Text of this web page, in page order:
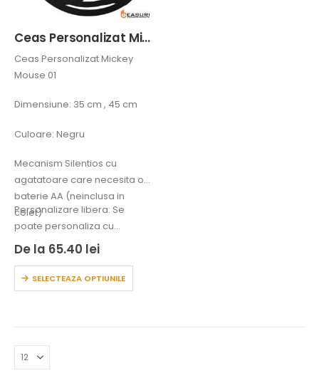
Ceas Personalizat Mickey Mouse 01
Ceas Personalizat Mickey
Mouse 01
Dimensiune: 35 cm , 45 cm
Culoare: Negru
Mecanism Silentios cu
agatatoare care necesita o
baterie AA (neinclusa in
colet)
Personalizare libera: Se
poate personaliza cu
numele, data, se…
De la 65.40 lei
SELECTEAZA OPTIUNILE